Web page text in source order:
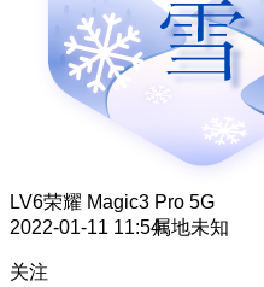
LV6荣耀 Magic3 Pro 5G
2022-01-11 11:54属地未知
关注